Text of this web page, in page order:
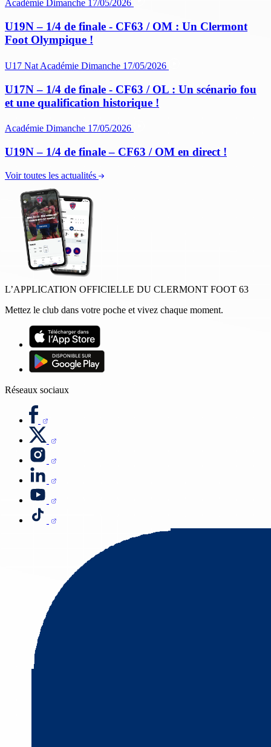
Académie Dimanche 17/05/2026
U19N – 1/4 de finale - CF63 / OM : Un Clermont
Foot Olympique !
U17 Nat Académie Dimanche 17/05/2026
U17N – 1/4 de finale - CF63 / OL : Un scénario fou
et une qualification historique !
Académie Dimanche 17/05/2026
U19N – 1/4 de finale – CF63 / OM en direct !
Voir toutes les actualités
L’APPLICATION OFFICIELLE DU CLERMONT FOOT 63
Mettez le club dans votre poche et vivez chaque moment.
Réseaux sociaux